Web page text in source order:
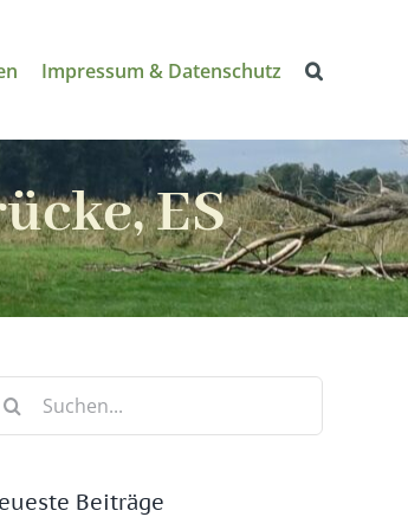
Impressum & Datenschutz
ES
Beiträge